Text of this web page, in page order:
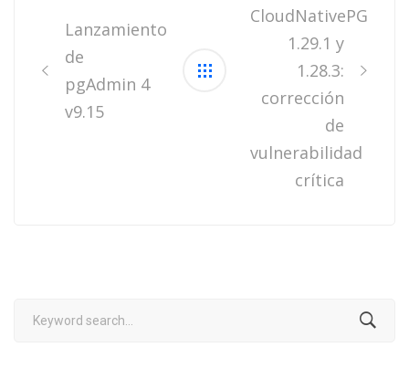
Lanzamiento
de
pgAdmin 4
v9.15
CloudNativePG
1.29.1 y
1.28.3:
corrección
de
vulnerabilidad
crítica